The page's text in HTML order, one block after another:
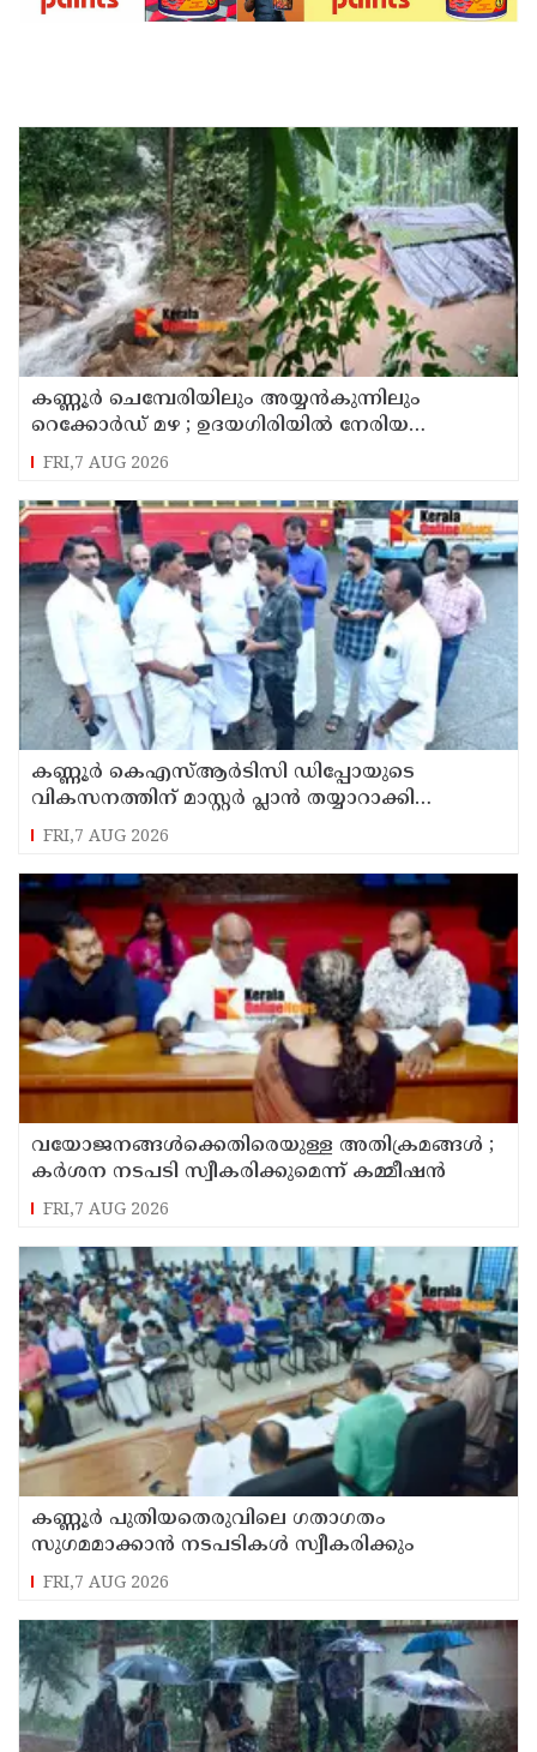
കണ്ണൂർ ചെമ്പേരിയിലും അയ്യൻകുന്നിലും
റെക്കോർഡ് മഴ ; ഉദയഗിരിയിൽ നേരിയ
ഉരുൾപൊട്ടൽ; 13 പേരെ ക്യാമ്പിലേക്ക് മാറ്റി
FRI,7 AUG 2026
കണ്ണൂർ കെഎസ്ആർടിസി ഡിപ്പോയുടെ
വികസനത്തിന് മാസ്റ്റർ പ്ലാൻ തയ്യാറാക്കി
സമർപ്പിക്കും : ടി ഒ മോഹനൻ എം എൽ എ
FRI,7 AUG 2026
വയോജനങ്ങൾക്കെതിരെയുള്ള അതിക്രമങ്ങൾ ;
കർശന നടപടി സ്വീകരിക്കുമെന്ന് കമ്മീഷൻ
FRI,7 AUG 2026
കണ്ണൂർ പുതിയതെരുവിലെ ഗതാഗതം
സുഗമമാക്കാന്‍ നടപടികള്‍ സ്വീകരിക്കും
FRI,7 AUG 2026